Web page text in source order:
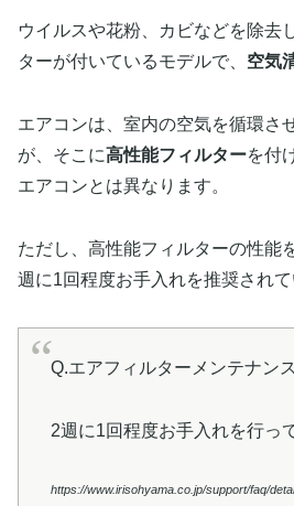
ウイルスや花粉、カビなどを除去
ターが付いているモデルで、 空気
エアコンは、室内の空気を循環さ
が、そこに高性能フィルターを付
エアコンとは異なります。
ただし、高性能フィルターの性能
週に1回程度お手入れを推奨されて
Q.エアフィルターメンテナン
2週に1回程度お手入れを行っ
https://www.irisohyama.co.jp/support/faq/